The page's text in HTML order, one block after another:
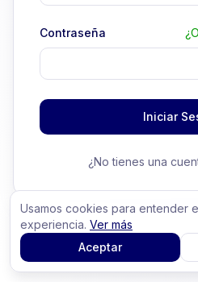
Usamos cookies para entender
experiencia. Ver más
Aceptar
Contraseña
Iniciar
¿No tienes una